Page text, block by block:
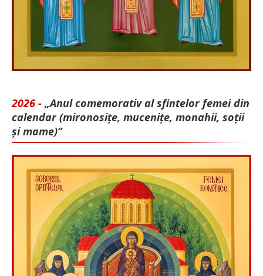
2026 - „Anul comemorativ al sfintelor femei din
calendar (mironosițe, mu­cenițe, monahii, soții
și mame)”